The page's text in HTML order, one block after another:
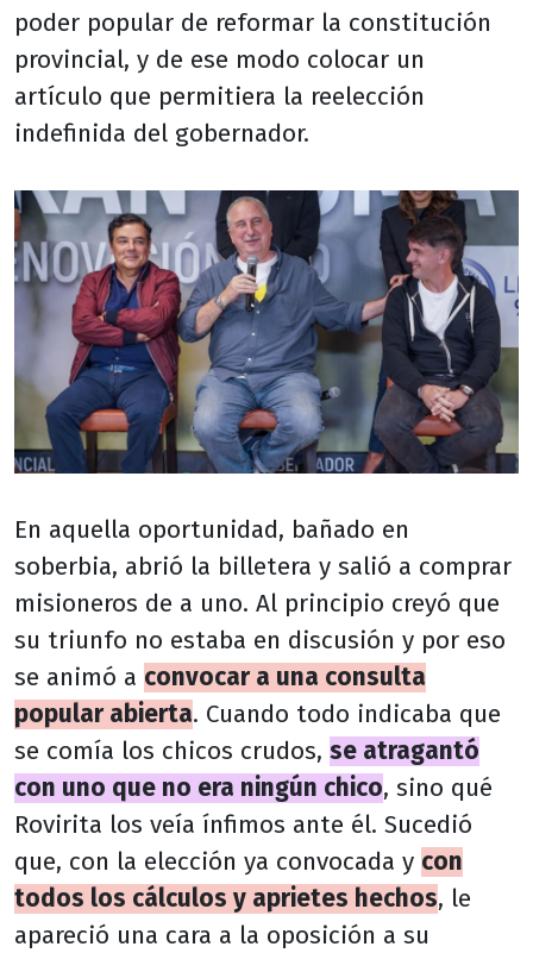
poder popular de reformar la constitución
provincial, y de ese modo colocar un
artículo que permitiera la reelección
indefinida del gobernador.
En aquella oportunidad, bañado en
soberbia, abrió la billetera y salió a comprar
misioneros de a uno. Al principio creyó que
su triunfo no estaba en discusión y por eso
se animó a convocar a una consulta
popular abierta. Cuando todo indicaba que
se comía los chicos crudos, se atragantó
con uno que no era ningún chico, sino qué
Rovirita los veía ínfimos ante él. Sucedió
que, con la elección ya convocada y con
todos los cálculos y aprietes hechos, le
apareció una cara a la oposición a su